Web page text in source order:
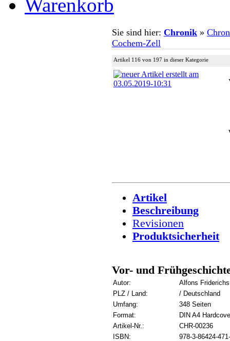
Warenkorb
Sie sind hier: Chronik »
Cochem-Zell
Artikel 116 von 197 in dieser Kategorie
Artikel
Beschreibung
Revisionen
Produktsicherheit
Vor- und
Autor:
Alfons Friderichs
PLZ / Land:
/ Deutschland
Umfang:
348 Seiten
Format:
DIN A4
Artikel-Nr.:
CHR-00236
ISBN:
978-3-86424-